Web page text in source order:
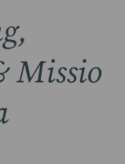
Missio